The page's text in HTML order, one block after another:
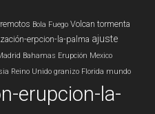
Bola Fuego Volcan tormenta
erpcion-la-palma ajuste
Bahamas Erupción Mexico
Reino Unido granizo Florida mundo
erupcion-la-